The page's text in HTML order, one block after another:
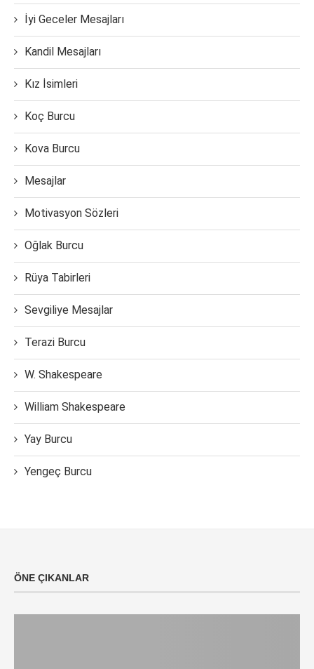
İyi Geceler Mesajları
Kandil Mesajları
Kız İsimleri
Koç Burcu
Kova Burcu
Mesajlar
Motivasyon Sözleri
Oğlak Burcu
Rüya Tabirleri
Sevgiliye Mesajlar
Terazi Burcu
W. Shakespeare
William Shakespeare
Yay Burcu
Yengeç Burcu
ÖNE ÇIKANLAR